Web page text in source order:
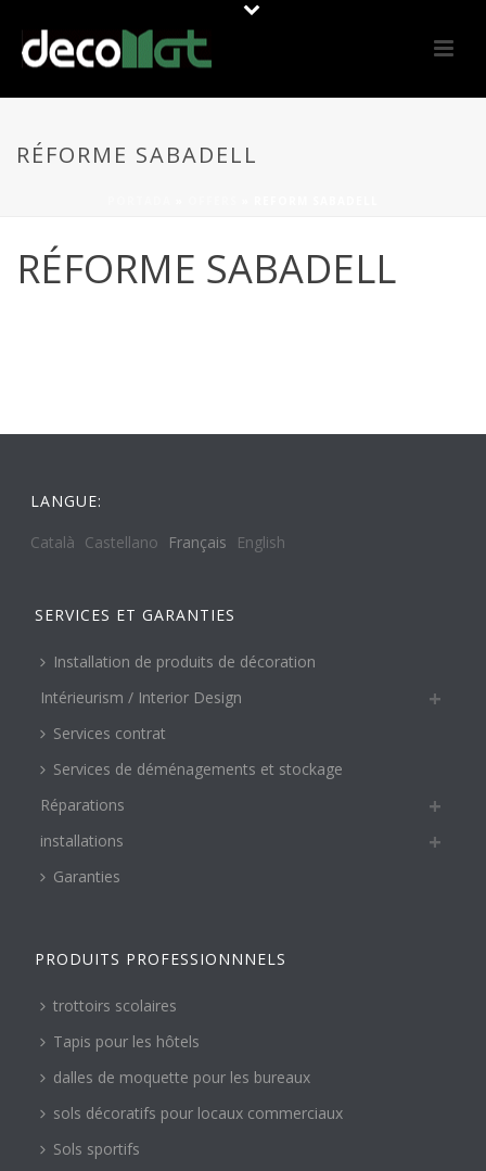
RÉFORME SABADELL
RÉFORME SABADELL
LANGUE:
Català Castellano Français English
SERVICES ET GARANTIES
Installation de produits de décoration
Intérieurism / Interior Design
Services contrat
Services de déménagements et stockage
Réparations
installations
Garanties
PRODUITS PROFESSIONNNELS
trottoirs scolaires
Tapis pour les hôtels
dalles de moquette pour les bureaux
sols décoratifs pour locaux commerciaux
Sols sportifs